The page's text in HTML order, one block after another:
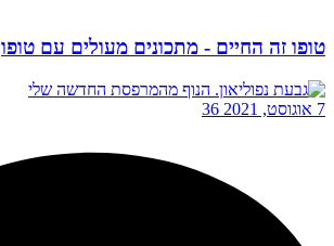
טופו זה החיים - מתכונים מעולים עם טופו
7 אוגוסט, 2021 36